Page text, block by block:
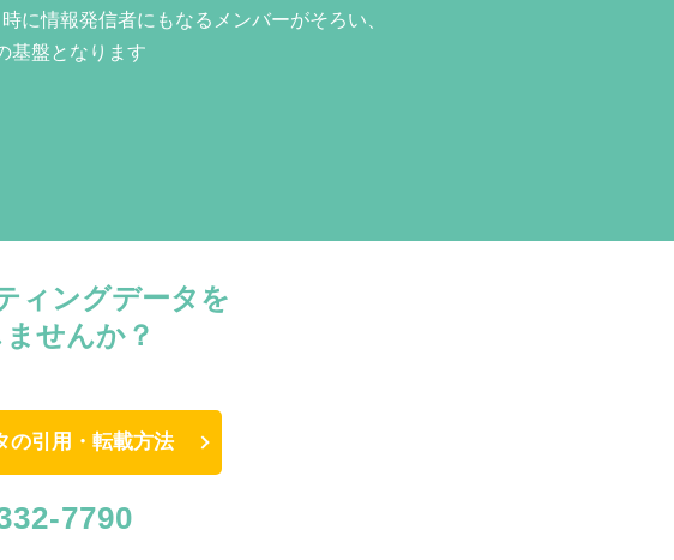
に情報発信者にもなるメンバーがそろい、
基盤となります
ィングデータを
せんか？
の引用・転載方法
7790